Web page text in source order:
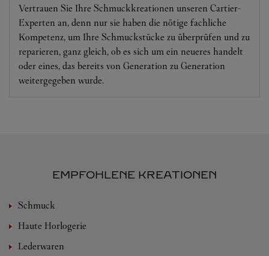
Vertrauen Sie Ihre Schmuckkreationen unseren Cartier-
Experten an, denn nur sie haben die nötige fachliche
Kompetenz, um Ihre Schmuckstücke zu überprüfen und zu
reparieren, ganz gleich, ob es sich um ein neueres handelt
oder eines, das bereits von Generation zu Generation
weitergegeben wurde.
EMPFOHLENE KREATIONEN
Schmuck
Haute Horlogerie
Lederwaren